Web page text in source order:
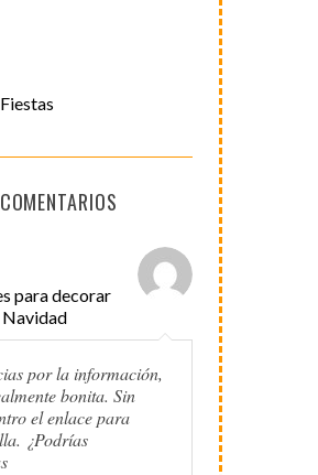
para decorar
Navidad
por la información,
bonita. Sin
el enlace para
¿Podrías